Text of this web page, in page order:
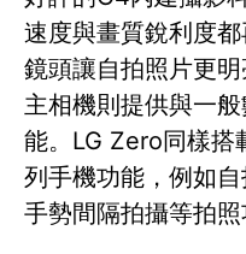
速度與畫質銳利度
鏡頭讓自拍照片更
主相機則提供與一
能。LG Zero同樣搭
列手機功能，例如
手勢間隔拍攝等拍照